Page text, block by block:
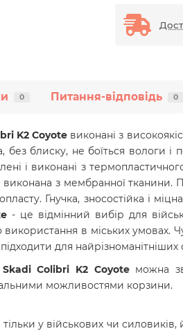
0 Питання-відповідь 0
K2 Coyote виконані з
блиску, не боїться вологи і
і виконані з
виконана з мембранної
Гнучка, зносостійка і
- це відмінний вибір для
в міських
для найрізноманітніших
Skadi Colibri K2 Coyoteможна
можливостями корзини.
у військових чи